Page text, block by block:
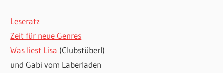
Leseratz
Zeit für neue Genres
Was liest Lisa (Clubstüberl)
und Gabi vom Laberladen